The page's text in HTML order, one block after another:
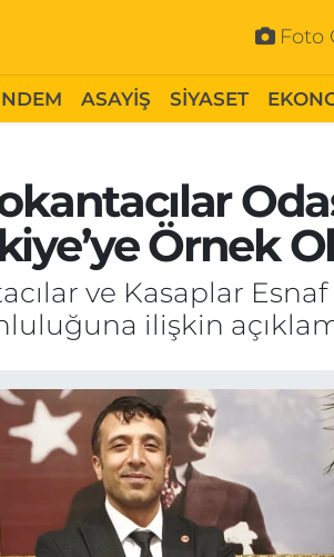
Foto
ASAYİŞ SİYASET
Örnek
ve Kasaplar
ilişkin